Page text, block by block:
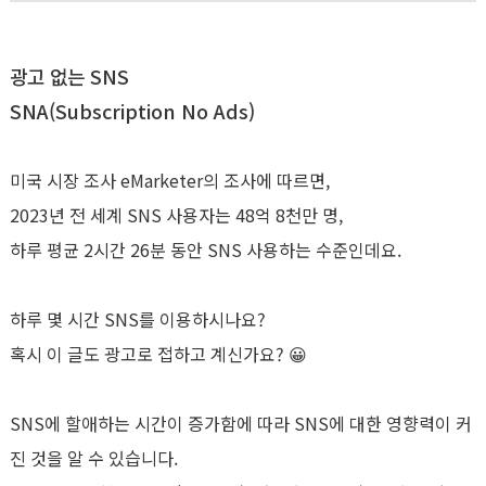
광고 없는 SNS
SNA(Subscription No Ads)
미국 시장 조사 eMarketer의 조사에 따르면,
2023년 전 세계 SNS 사용자는 48억 8천만 명,
하루 평균 2시간 26분 동안 SNS 사용하는 수준인데요.
하루 몇 시간 SNS를 이용하시나요?
혹시 이 글도 광고로 접하고 계신가요? 😀
SNS에 할애하는 시간이 증가함에 따라 SNS에 대한 영향력이 커
진 것을 알 수 있습니다.